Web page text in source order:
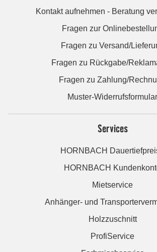
Kontakt aufnehmen - Beratung
Fragen zur
Fragen zu Versand/
Fragen zu Rückgabe/
Fragen zu Zahlung/
Muster-Widerrufsformular
Services
HORNBACH
HORNBACH
Mietservice
Anhänger- und
Holzzuschnitt
ProfiService